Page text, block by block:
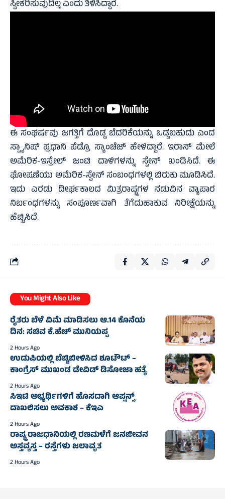
ಸ್ವೀಕರಿಸುವುದಿಲ್ಲ ಎಂದು ತಿಳಿಸಿದ್ದಾರೆ.
ಈ ಸಂಘರ್ಷವು ಜಗತ್ತಿಗೆ ದೊಡ್ಡ ಬೆದರಿಕೆಯನ್ನು ಒಡ್ಡಬಹುದು ಎಂದ
ಸ್ಪ್ಯಾನಿಷ್ ಪ್ರಧಾನಿ ಪೆಡ್ರೊ ಸ್ಯಾಂಚೆಜ್ ಹೇಳಿದ್ದಾರೆ. ಇರಾನ್ ಮೇಲೆ
ಅಮೆರಿಕ-ಇಸ್ರೇಲ್ ಜಂಟಿ ದಾಳಿಗಳನ್ನು ಸ್ಪೇನ್ ಖಂಡಿಸಿದೆ. ಈ
ಘೋಷಣೆಯು ಅಮೆರಿಕ-ಸ್ಪೇನ್ ಸಂಬಂಧಗಳಲ್ಲಿ ಬಿರುಕು ಮೂಡಿಸಿದೆ.
ಇದು ಎರಡು ದೀರ್ಘಕಾಲದ ಮಿತ್ರರಾಷ್ಟ್ರಗಳ ನಡುವಿನ ವ್ಯಾಪಾರ
ನಿರ್ಬಂಧಗಳನ್ನು ಸಂಪೂರ್ಣವಾಗಿ ತೆಗೆದುಹಾಕುವ ನಿರೀಕ್ಷೆಯನ್ನು
ಹೆಚ್ಚಿಸಿದೆ.
You Might Also Like
ರೈತರು ಬೆಳೆ ವಿಮೆ ಮಾಡಿಸಲು ಆ.14 ಕೊನೆಯ
ದಿನ: ಸಚಿವ ಕೆ.ಹೆಚ್ ಮುನಿಯಪ್ಪ
2 Hours Ago
ಉಡುಪಿಯಲ್ಲಿ ಬೆಚ್ಚಿಬೀಳಿಸಿದ ಶೂಟೌಟ್ –
ಕಾಂಗ್ರೆಸ್ ಮುಖಂಡ ಡೇವಿಡ್ ಡಿಸೋಜಾ ಹತ್ಯೆ
2 Hours Ago
ಸಿಇಟಿ ಅಭ್ಯರ್ಥಿಗಳಿಗೆ ಹೊಸದಾಗಿ ಆಪ್ಷನ್ಸ್
ದಾಖಲಿಸಲು ಅವಕಾಶ – ಕೆಇಎ
2 Hours Ago
ರಾಷ್ಟ್ರ ರಾಜಧಾನಿಯಲ್ಲಿ ರಣಮಳೆಗೆ ಜನಜೀವನ
ಅಸ್ತವ್ಯಸ್ತ – ರಸ್ತೆಗಳು ಜಲಾವೃತ
2 Hours Ago